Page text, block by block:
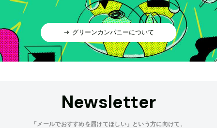
グリーンカンパニーについて
Newsletter
「メールでおすすめを届けてほしい」という方に向けて、